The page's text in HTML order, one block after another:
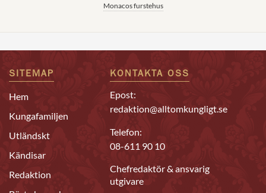
Monacos furstehus
SITEMAP
Hem
Kungafamiljen
Utländskt
Kändisar
Redaktion
KONTAKTA OSS
Epost:
redaktion@alltomkungligt.se
Telefon:
08-611 90 10
Chefredaktör & ansvarig
utgivare